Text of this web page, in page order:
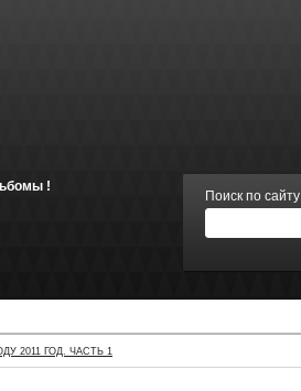
!
Поиск по сайту
2011 ГОД. ЧАСТЬ 1